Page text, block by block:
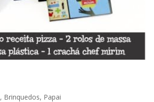
, Brinquedos, Papai